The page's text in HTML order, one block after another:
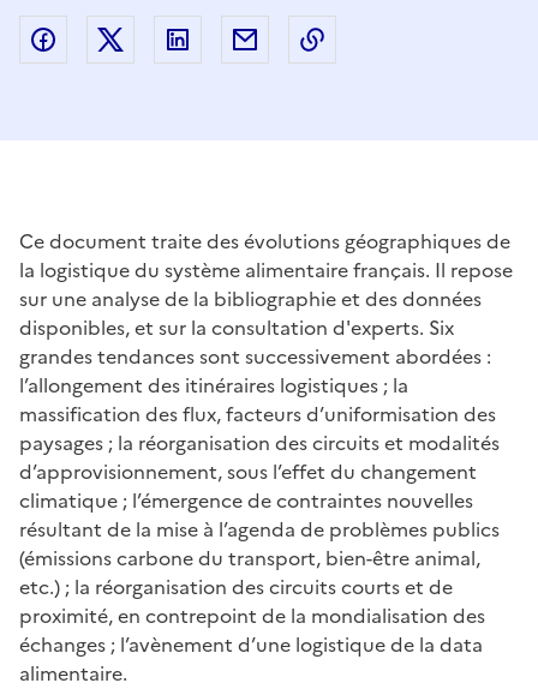
Partager sur Facebook
Partager sur Twitter
Partager sur LinkedIn
Partager par email
Ce document traite des évolutions géographiques de
la logistique du système alimentaire français. Il repose
sur une analyse de la bibliographie et des données
disponibles, et sur la consultation d'experts. Six
grandes tendances sont successivement abordées :
l’allongement des itinéraires logistiques ; la
massification des flux, facteurs d’uniformisation des
paysages ; la réorganisation des circuits et modalités
d’approvisionnement, sous l’effet du changement
climatique ; l’émergence de contraintes nouvelles
résultant de la mise à l’agenda de problèmes publics
(émissions carbone du transport, bien-être animal,
etc.) ; la réorganisation des circuits courts et de
proximité, en contrepoint de la mondialisation des
échanges ; l’avènement d’une logistique de la data
alimentaire.